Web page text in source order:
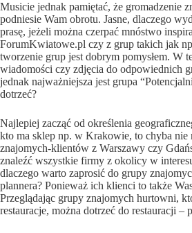
Musicie jednak pamiętać, że gromadzenie
podniesie Wam obrotu. Jasne, dlaczego
prasę, jeżeli można czerpać mnóstwo
ForumKwiatowe.pl czy z grup takich jak
tworzenie grup jest dobrym pomysłem. W
wiadomości czy zdjęcia do odpowiednich
jednak najważniejsza jest grupa
dotrzeć?
Najlepiej zacząć od określenia
kto ma sklep np. w Krakowie, to chyba nie
znajomych-klientów z Warszawy czy
znaleźć wszystkie firmy z okolicy w
dlaczego warto zaprosić do grupy
plannera? Ponieważ ich klienci to także
Przeglądając grupy znajomych hurtowni,
restauracje, można dotrzeć do restauracji –